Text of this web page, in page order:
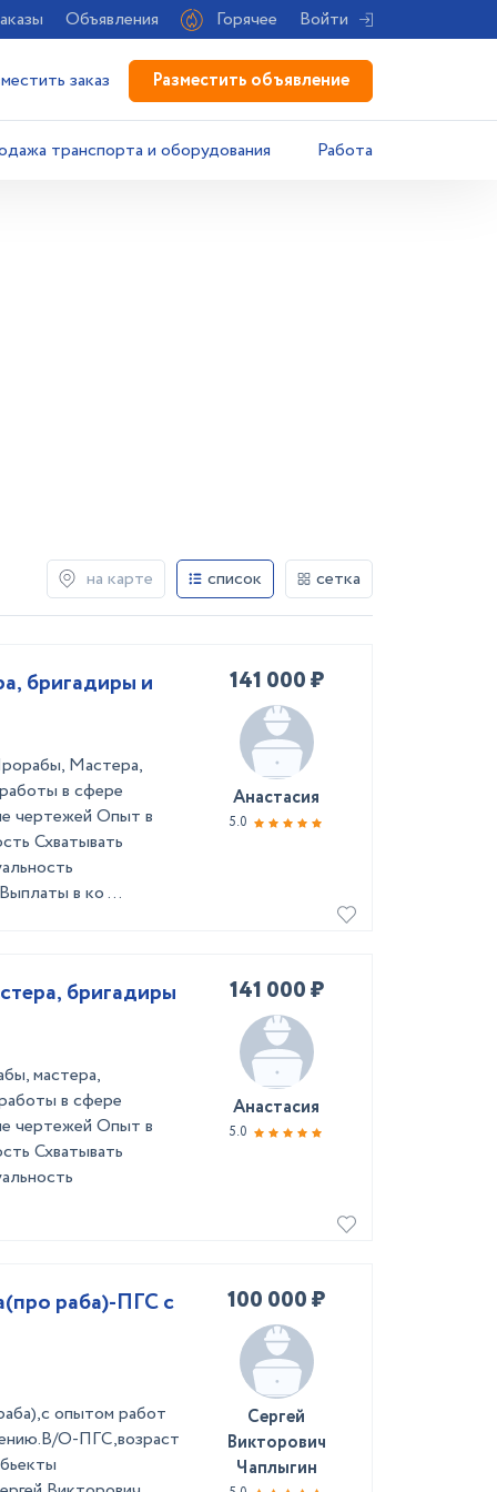
Объявления Горячее Войти
заказ Разместить объявление
транспорта и оборудования Работа
на карте список сетка
бригадиры и
Мастера,
в сфере
чертежей Опыт в
Схватывать
в ко ...
141 000 ₽
Анастасия
5.0
бригадиры
мастера,
в сфере
чертежей Опыт в
Схватывать
141 000 ₽
Анастасия
5.0
раба)-ПГС с
опытом работ
О-ПГС,возраст
100 000 ₽
Сергей
Викторович
Чаплыгин